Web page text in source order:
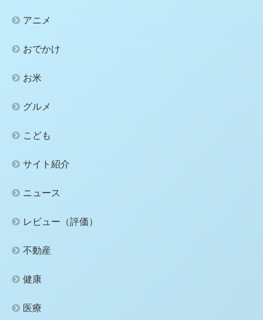
アニメ
おでかけ
お米
グルメ
こども
サイト紹介
ニュース
レビュー（評価）
不動産
健康
医療